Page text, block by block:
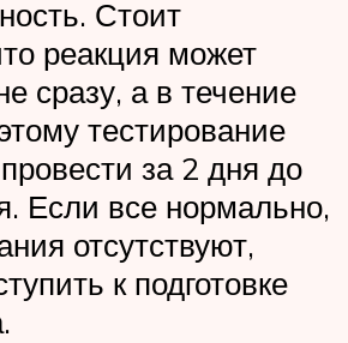
Стоит
реакция может
сразу, а в течение
тестирование
за 2 дня до
Если все нормально,
отсутствуют,
к подготовке